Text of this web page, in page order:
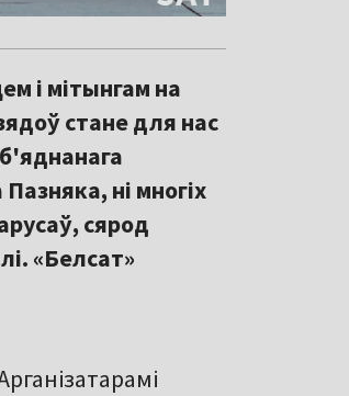
і мітынгам на
стане для нас
ні многіх
сярод
«Белсат»